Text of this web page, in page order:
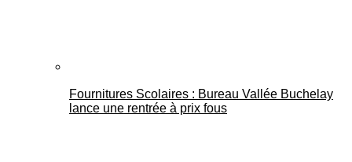
Fournitures Scolaires : Bureau Vallée Buchelay
lance une rentrée à prix fous